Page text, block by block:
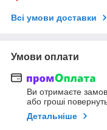
Всі умови доставки
Умови оплати
Ви отримаєте
або гроші
Детальніше